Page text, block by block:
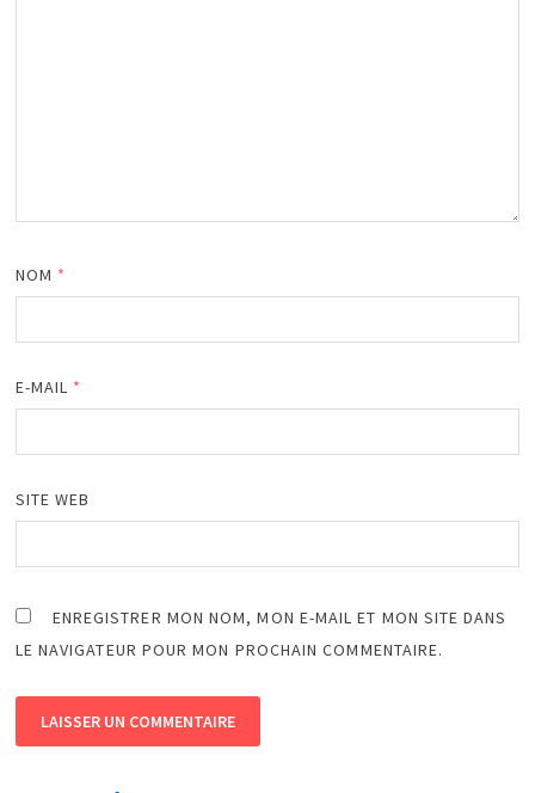
NOM *
E-MAIL *
SITE WEB
ENREGISTRER MON NOM, MON E-MAIL ET MON SITE DANS
LE NAVIGATEUR POUR MON PROCHAIN COMMENTAIRE.